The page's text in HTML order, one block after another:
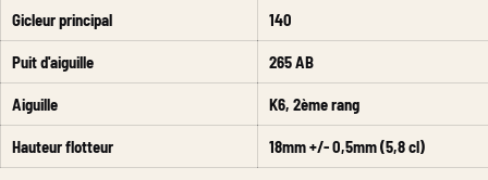
Gicleur principal 140
Puit d'aiguille 265 AB
Aiguille K6, 2ème rang
Hauteur flotteur 18mm +/- 0,5mm (5,8 cl)